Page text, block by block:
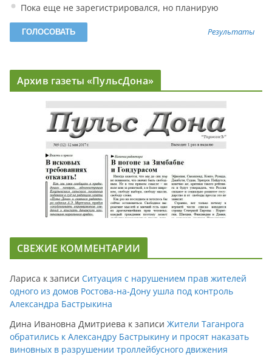
Пока еще не зарегистрировался, но планирую
Результаты
Архив газеты «ПульсДона»
СВЕЖИЕ КОММЕНТАРИИ
Лариса к записи Ситуация с нарушением прав жителей
одного из домов Ростова-на-Дону ушла под контроль
Александра Бастрыкина
Дина Ивановна Дмитриева к записи Жители Таганрога
обратились к Александру Бастрыкину и просят наказать
виновных в разрушении троллейбусного движения